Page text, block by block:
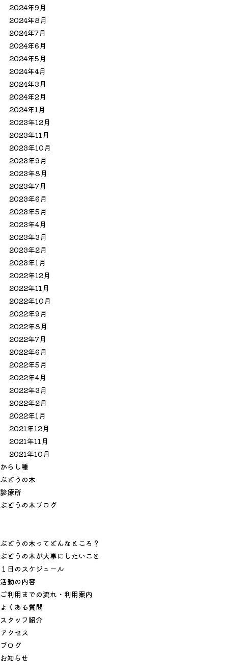
2024年9月
2024年8月
2024年7月
2024年6月
2024年5月
2024年4月
2024年3月
2024年2月
2024年1月
2023年12月
2023年11月
2023年10月
2023年9月
2023年8月
2023年7月
2023年6月
2023年5月
2023年4月
2023年3月
2023年2月
2023年1月
2022年12月
2022年11月
2022年10月
2022年9月
2022年8月
2022年7月
2022年6月
2022年5月
2022年4月
2022年3月
2022年2月
2022年1月
2021年12月
2021年11月
2021年10月
から し種
ぶ ど う の木
診療所
ぶ ど う の木ブロ グ
ぶどうの木ってどんなところ？
ぶどうの木が大事にしたいこと
１日のスケジュール
活動の内容
ご利用までの流れ・利用案内
よくある質問
スタッフ紹介
アクセス
ブログ
お知らせ